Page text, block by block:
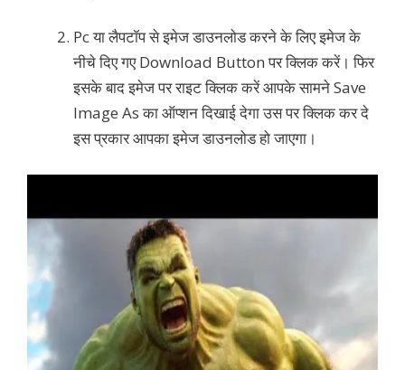
Pc या लैपटॉप से इमेज डाउनलोड करने के लिए इमेज के
नीचे दिए गए Download Button पर क्लिक करें। फिर
इसके बाद इमेज पर राइट क्लिक करें आपके सामने Save
Image As का ऑप्शन दिखाई देगा उस पर क्लिक कर दे
इस प्रकार आपका इमेज डाउनलोड हो जाएगा।